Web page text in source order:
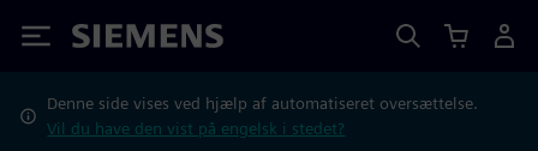
Siemens
Denne side vises ved hjælp af automatiseret oversættelse.
Vil du have den vist på engelsk i stedet?